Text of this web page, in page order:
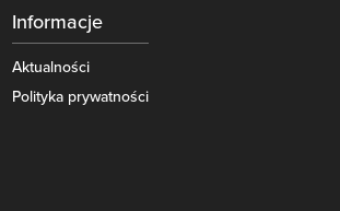
Informacje
Aktualności
Polityka prywatności